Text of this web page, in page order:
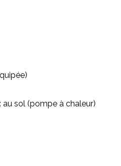
au sol (pompe à chaleur)